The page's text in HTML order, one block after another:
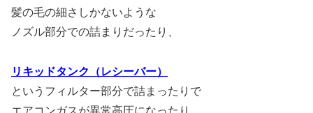
髪の毛の細さしかないような
ノズル部分での詰まりだったり、
リキッドタンク（レシーバー）
というフィルター部分で詰まったりで
エアコンガスが異常高圧になったり、